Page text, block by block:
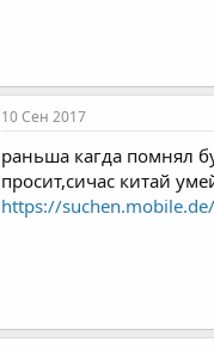
10 Сен 2017
раньша кагда помнял
просит,сичас китай
https://